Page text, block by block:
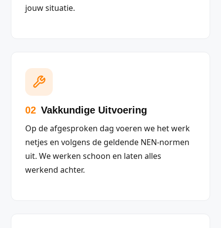
jouw situatie.
02 Vakkundige Uitvoering
Op de afgesproken dag voeren we het werk
netjes en volgens de geldende NEN-normen
uit. We werken schoon en laten alles
werkend achter.